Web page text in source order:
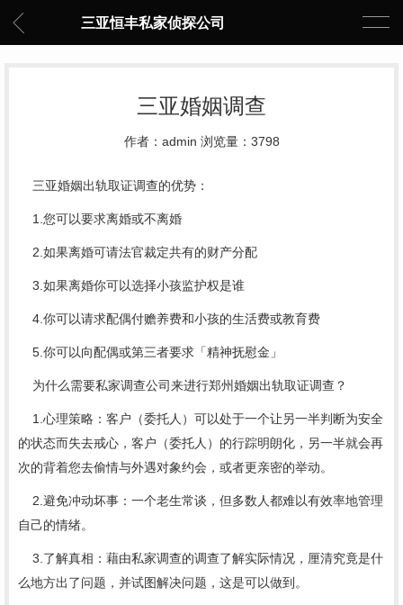
三亚恒丰私家侦探公司
三亚婚姻调查
作者：admin 浏览量：3798
三亚婚姻出轨取证调查的优势：
1.您可以要求离婚或不离婚
2.如果离婚可请法官裁定共有的财产分配
3.如果离婚你可以选择小孩监护权是谁
4.你可以请求配偶付赡养费和小孩的生活费或教育费
5.你可以向配偶或第三者要求「精神抚慰金」
为什么需要私家调查公司来进行郑州婚姻出轨取证调查？
1.心理策略：客户（委托人）可以处于一个让另一半判断为安全
的状态而失去戒心，客户（委托人）的行踪明朗化，另一半就会再
次的背着您去偷情与外遇对象约会，或者更亲密的举动。
2.避免冲动坏事：一个老生常谈，但多数人都难以有效率地管理
自己的情绪。
3.了解真相：藉由私家调查的调查了解实际情况，厘清究竟是什
么地方出了问题，并试图解决问题，这是可以做到。